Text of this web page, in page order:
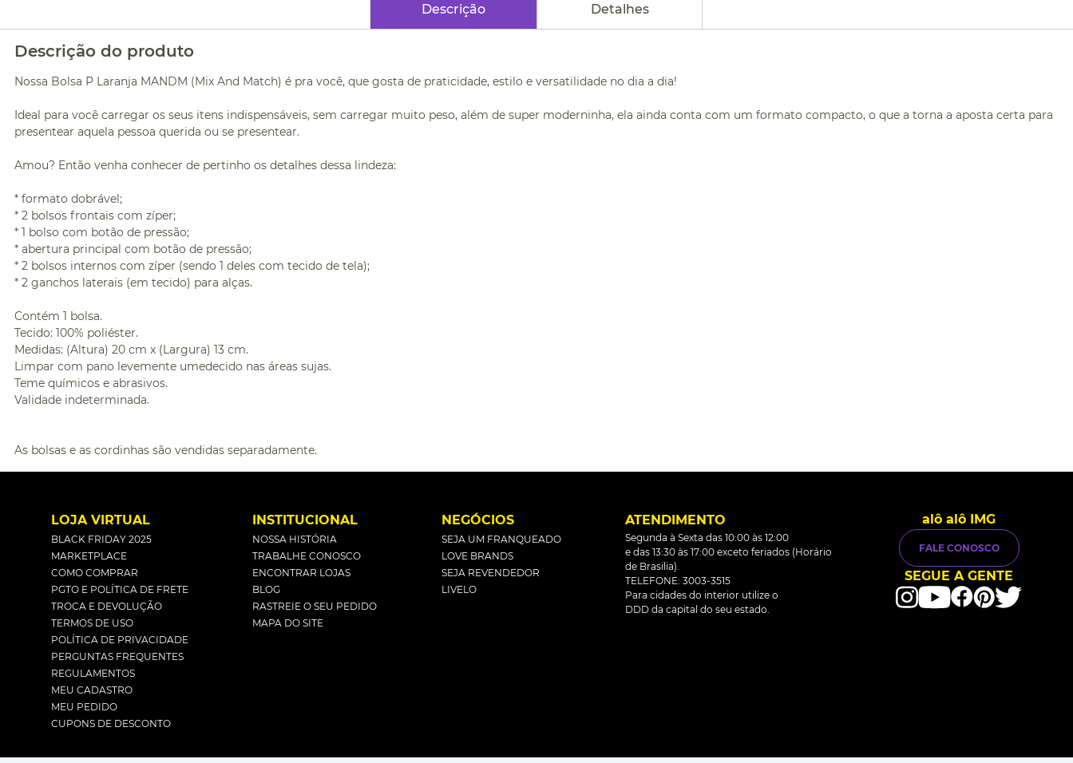
Descrição Detalhes
Descrição do produto
Nossa Bolsa P Laranja MANDM (Mix And Match) é pra você, que gosta de praticidade, estilo e versatilidade no dia a dia!
Ideal para você carregar os seus itens indispensáveis, sem carregar muito peso, além de super moderninha, ela ainda conta com um formato compacto, o que a torna a aposta certa para
presentear aquela pessoa querida ou se presentear.
Amou? Então venha conhecer de pertinho os detalhes dessa lindeza:
* formato dobrável;
* 2 bolsos frontais com zíper;
* 1 bolso com botão de pressão;
* abertura principal com botão de pressão;
* 2 bolsos internos com zíper (sendo 1 deles com tecido de tela);
* 2 ganchos laterais (em tecido) para alças.
Contém 1 bolsa.
Tecido: 100% poliéster.
Medidas: (Altura) 20 cm x (Largura) 13 cm.
Limpar com pano levemente umedecido nas áreas sujas.
Teme químicos e abrasivos.
Validade indeterminada.
As bolsas e as cordinhas são vendidas separadamente.
LOJA VIRTUAL
BLACK FRIDAY 2025
MARKETPLACE
COMO COMPRAR
PGTO E POLÍTICA DE FRETE
TROCA E DEVOLUÇÃO
TERMOS DE USO
POLÍTICA DE PRIVACIDADE
PERGUNTAS FREQUENTES
REGULAMENTOS
MEU CADASTRO
MEU PEDIDO
CUPONS DE DESCONTO
INSTITUCIONAL
NOSSA HISTÓRIA
TRABALHE CONOSCO
ENCONTRAR LOJAS
BLOG
RASTREIE O SEU PEDIDO
MAPA DO SITE
NEGÓCIOS
SEJA UM FRANQUEADO
LOVE BRANDS
SEJA REVENDEDOR
LIVELO
ATENDIMENTO
Segunda à Sexta das 10:00 às 12:00
e das 13:30 às 17:00 exceto feriados (Horário
de Brasilia).
TELEFONE: 3003-3515
Para cidades do interior utilize o
DDD da capital do seu estado.
alô alô IMG
FALE CONOSCO
SEGUE A GENTE